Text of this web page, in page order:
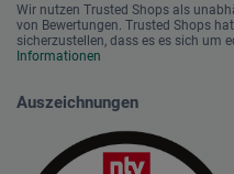
Wir nutzen Trusted Shops als
von Bewertungen. Trusted Shops
sicherzustellen, dass es es sich um
Informationen
Auszeichnungen